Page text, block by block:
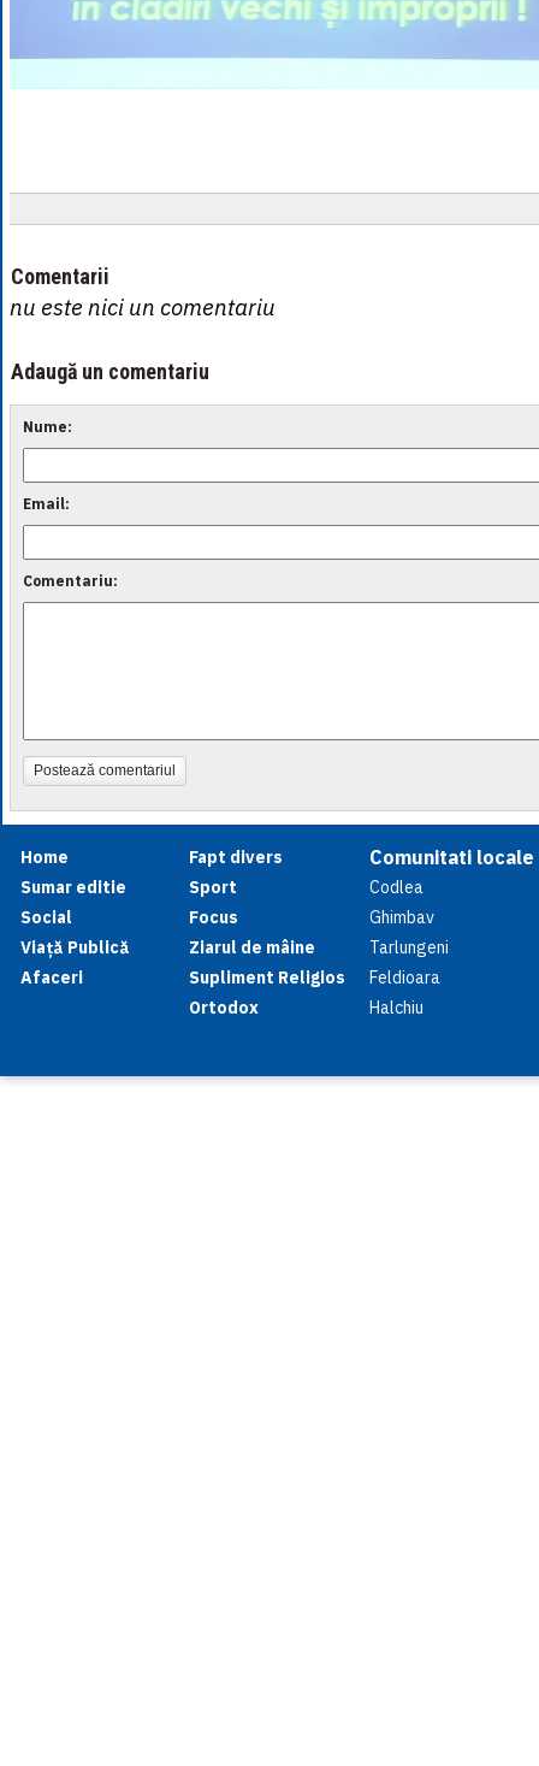
Comentarii
nu este nici un comentariu
Adaugă un comentariu
Nume:
Email:
Comentariu:
Postează comentariul
Home
Sumar editie
Social
Viață Publică
Afaceri
Fapt divers
Sport
Focus
Ziarul de mâine
Supliment Religios
Ortodox
Comunitati locale
Codlea
Ghimbav
Tarlungeni
Feldioara
Halchiu